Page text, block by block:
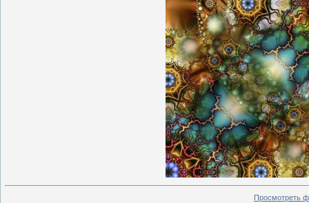
Просмотреть